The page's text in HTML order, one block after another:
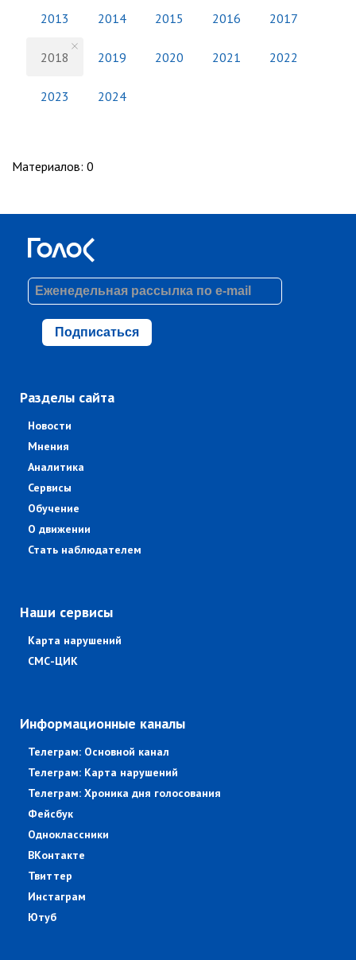
2013 2014 2015 2016 2017
2018 2019 2020 2021 2022
2023 2024
Материалов: 0
Подписаться
Разделы сайта
Новости
Мнения
Аналитика
Сервисы
Обучение
О движении
Стать наблюдателем
Наши сервисы
Карта нарушений
СМС-ЦИК
Информационные каналы
Телеграм: Основной канал
Телеграм: Карта нарушений
Телеграм: Хроника дня голосования
Фейсбук
Одноклассники
ВКонтакте
Твиттер
Инстаграм
Ютуб